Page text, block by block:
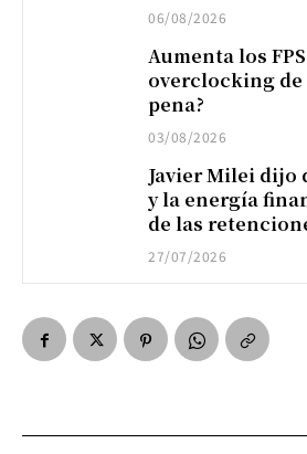
06/08/2026
Aumenta los
overclocking de
pena?
03/08/2026
Javier Milei dijo
y la energía
de las
27/07/2026